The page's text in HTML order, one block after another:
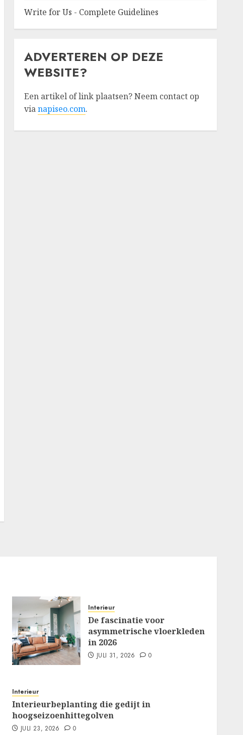
Write for Us - Complete Guidelines
ADVERTEREN OP DEZE
WEBSITE?
Een artikel of link plaatsen? Neem contact op
vianapiseo.com.
Interieur
De fascinatie voor
asymmetrische vloerkleden
in 2026
JULI 31, 2026 0
Interieur
Interieurbeplanting die gedijt in
hoogseizoenhittegolven
JULI 23, 2026 0